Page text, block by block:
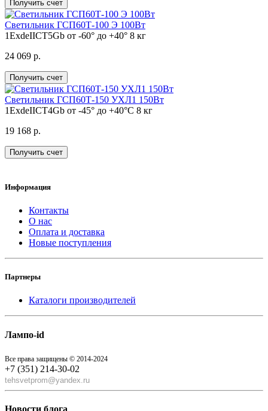
Получить счет
Светильник ГСП60Т-100 Э 100Вт
1ExdeIICT5Gb от -60° до +40° 8 кг
24 069 р.
Получить счет
Светильник ГСП60Т-150 УХЛ1 150Вт
1ExdeIICT4Gb от -45° до +40°С 8 кг
19 168 р.
Получить счет
Информация
Контакты
О нас
Оплата и доставка
Новые поступления
Партнеры
Каталоги производителей
Лампо-id
Все права защищены © 2014-2024
+7 (351) 214-30-02
tehsvetprom@yandex.ru